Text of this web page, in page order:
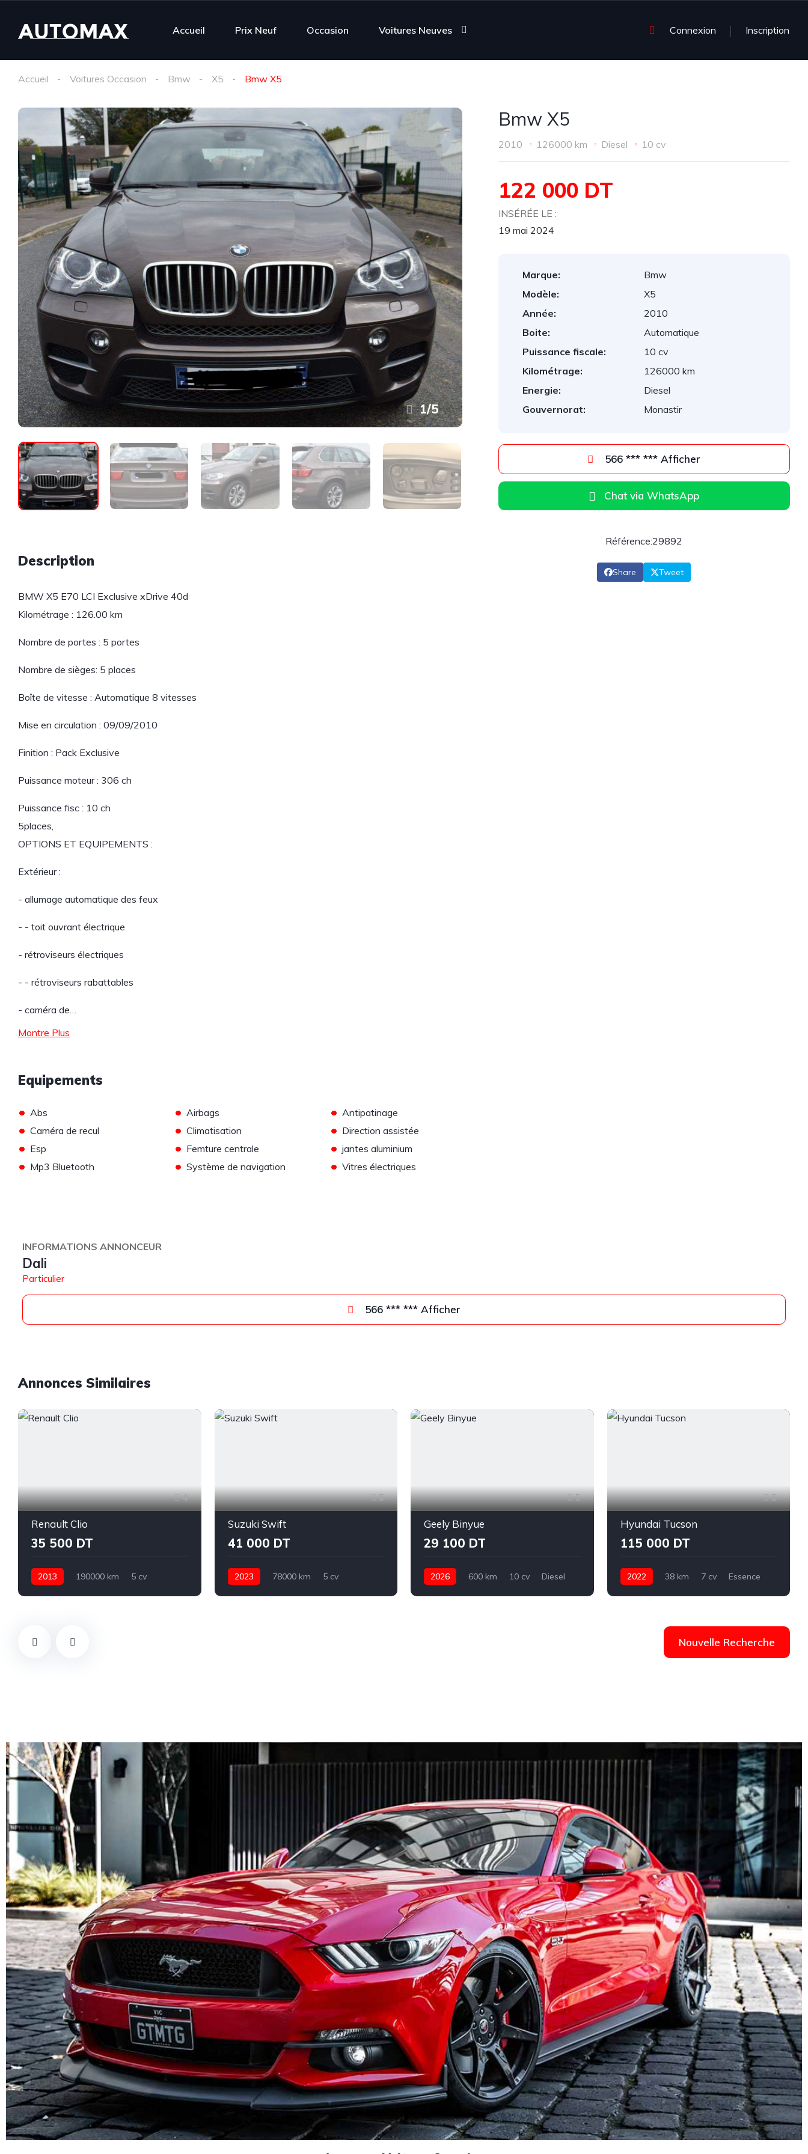
Accueil Prix Neuf Occasion Voitures Neuves Connexion Inscription
Accueil Voitures Occasion Bmw X5 Bmw X5
1/5
Description
BMW X5 E70 LCI Exclusive xDrive 40d
Kilométrage : 126.00 km
Nombre de portes : 5 portes
Nombre de sièges: 5 places
Boîte de vitesse : Automatique 8 vitesses
Mise en circulation : 09/09/2010
Finition : Pack Exclusive
Puissance moteur : 306 ch
Puissance fisc : 10 ch
5places,
OPTIONS ET EQUIPEMENTS :
Extérieur :
- allumage automatique des feux
- - toit ouvrant électrique
- rétroviseurs électriques
- - rétroviseurs rabattables
- caméra de…
Montre Plus
Equipements
• Abs • Airbags • Antipatinage
• Caméra de recul • Climatisation • Direction assistée
• Esp • Femture centrale • jantes aluminium
• Mp3 Bluetooth • Système de navigation • Vitres électriques
Bmw X5
2010 126000 km Diesel 10 cv
122 000 DT
INSÉRÉE LE :
19 mai 2024
Marque:
Bmw
Modèle:
X5
Année:
2010
Boite:
Automatique
Puissance fiscale:
10 cv
Kilométrage:
126000 km
Energie:
Diesel
Gouvernorat:
Monastir
566 *** *** Afficher
Chat via WhatsApp
Référence:29892
Share Tweet
INFORMATIONS ANNONCEUR
Dali
Particulier
566 *** *** Afficher
Annonces Similaires
4
Renault Clio
35 500 DT
2013 190000 km
5 cv
5
Suzuki Swift
41 000 DT
2023 78000 km
5 cv
5
Geely Binyue
29 100 DT
2026 600 km 10 cv
Diesel
5
Hyundai Tucson
115 000 DT
2022 38 km 7 cv
Essence
Nouvelle Recherche